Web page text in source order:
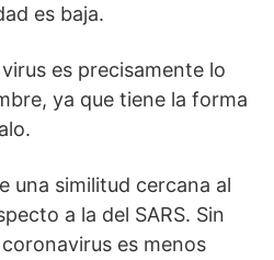
es baja.
es precisamente lo
ya que tiene la forma
una similitud cercana al
a la del SARS. Sin
es menos